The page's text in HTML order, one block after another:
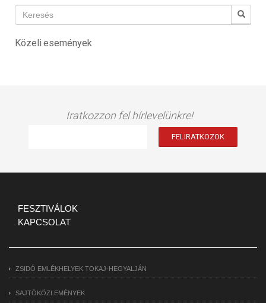
Közeli események
Iratkozzon fel hírlevelünkre!
FESZTIVÁLOK
KAPCSOLAT
ZSIDÓ EMLÉKHELYEK TOKAJ-HEGYALJÁN
SAJTÓKÖZLEMÉNYEK